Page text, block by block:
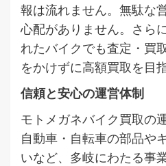
報は流れません。無駄な
心配がありません。さら
れたバイクでも査定・買
をかけずに高額買取を目
信頼と安心の運営体制
モトメガネバイク買取の
自動車・自転車の部品や
いなど、多岐にわたる事